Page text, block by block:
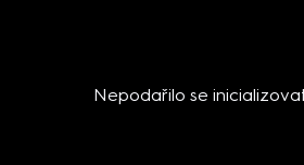
Nepodařilo se